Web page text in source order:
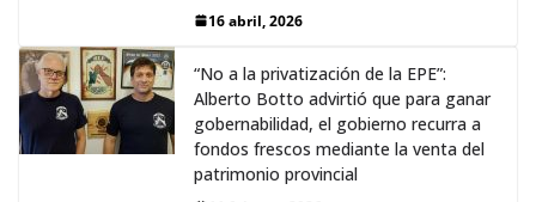
16 abril, 2026
“No a la privatización de la EPE”:
Alberto Botto advirtió que para ganar
gobernabilidad, el gobierno recurra a
fondos frescos mediante la venta del
patrimonio provincial